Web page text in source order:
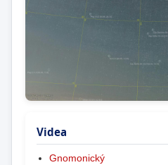
Videa
Gnomonický